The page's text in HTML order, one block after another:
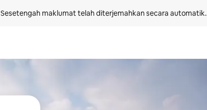
Sesetengah maklumat telah diterjemahkan secara automatik.